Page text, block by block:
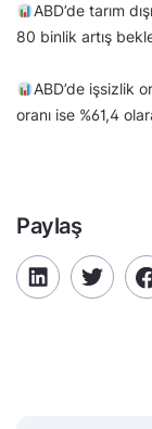
ABD’de tarım
80 binlik artış
ABD’de işsizlik
oranı ise %61,4
Paylaş